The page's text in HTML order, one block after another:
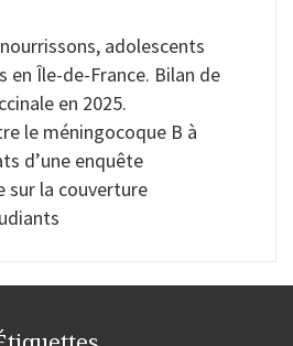
adolescents
en Île-de-France. Bilan de
en 2025.
le méningocoque B à
d’une enquête
sur la couverture